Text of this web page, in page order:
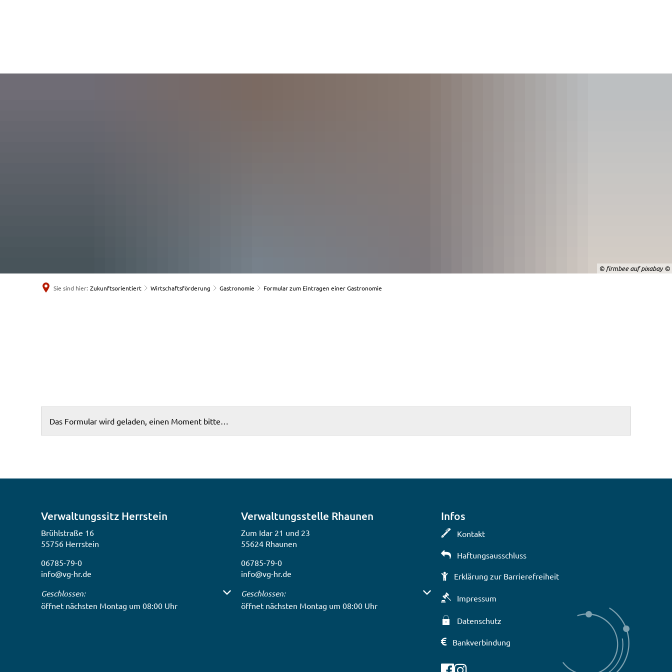
© firmbee auf pixabay
Sie sind hier: Zukunftsorientiert Wirtschaftsförderung Gastronomie Formular zum Eintragen einer Gastronomie
einerDas Formular wird geladen, einen Moment bitte…
Verwaltungssitz Herrstein
Brühlstraße 16
55756 Herrstein
06785-79-0
info@vg-hr.de
Klicken, um weitere Öffnungs- oder Schließzeiten auszublenden
Geschlossen:
öffnet nächsten Montag um 08:00 Uhr
Verwaltungsstelle Rhaunen
Zum Idar 21 und 23
55624 Rhaunen
06785-79-0
info@vg-hr.de
Klicken, um weitere Öffnungs- oder Schließzeiten auszublenden
Geschlossen:
öffnet nächsten Montag um 08:00 Uhr
Infos
Kontakt
Haftungsausschluss
Erklärung zur Barrierefreiheit
Impressum
Datenschutz
Bankverbindung